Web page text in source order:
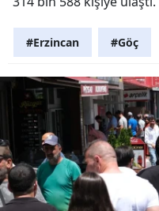
#Erzincan #Göç